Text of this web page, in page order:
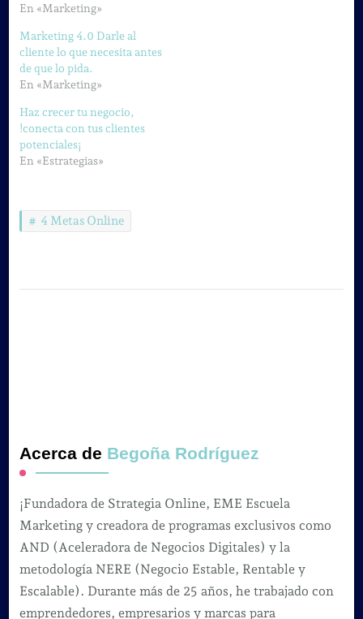
En «Marketing»
Marketing 4.0 Darle al
cliente lo que necesita antes
de que lo pida.
En «Marketing»
Haz crecer tu negocio,
!conecta con tus clientes
potenciales¡
En «Estrategias»
4 Metas Online
Acerca de Begoña Rodríguez
¡Fundadora de Strategia Online, EME Escuela
Marketing y creadora de programas exclusivos como
AND (Aceleradora de Negocios Digitales) y la
metodología NERE (Negocio Estable, Rentable y
Escalable). Durante más de 25 años, he trabajado con
emprendedores, empresarios y marcas para